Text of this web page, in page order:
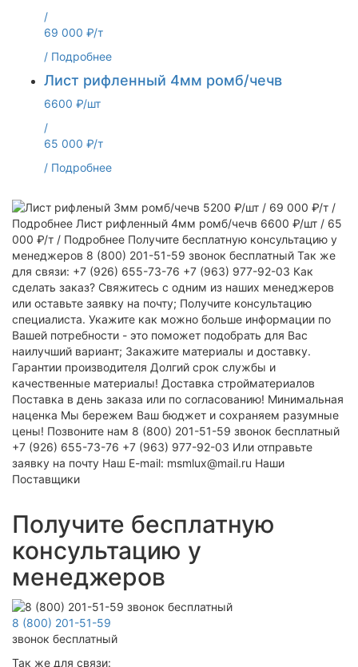
/
69 000 ₽/т
/ Подробнее
Лист рифленный 4мм ромб/чечв
6600 ₽/шт
/
65 000 ₽/т
/ Подробнее
Получите бесплатную
консультацию у
менеджеров
8 (800) 201-51-59
звонок бесплатный
Так же для связи: